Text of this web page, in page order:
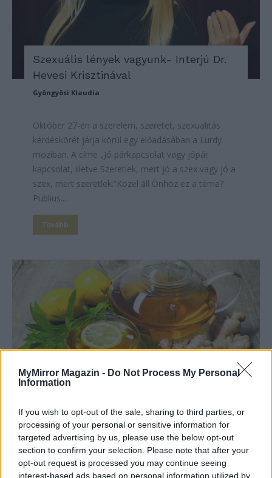
MyMirror Magazin - Do Not Process My Personal
Information
If you wish to opt-out of the sale, sharing to third parties, or
processing of your personal or sensitive information for
targeted advertising by us, please use the below opt-out
section to confirm your selection. Please note that after your
opt-out request is processed you may continue seeing
interest-based ads based on personal information utilized by
Szexuális lények vagyunk- Interjú Dr.
Hevesi Krisztinával
Gyöngyösi Klaudia
Október 27-én a szerelem, szeretet, szexualitás
kérdéskörét járja körül egy előadásában a Lurdy
moziban. A címe „Jó párkapcsolat vagy jópár
kapcsolat, illetve Szeretlek, mert jó a szex vagy jó a
szex, mert szeretlek.”Közel áll Önhöz ez a téma?
Publius...
Tovább
Gyöngyösi Klaudia
Köhögés, nátha, láz, torokfájás, 100-as zsepi...,
kínlódás ágyban, párnák között bedugult orral.
Amikor megtámadnak a bacik, vírusok és kézzel-